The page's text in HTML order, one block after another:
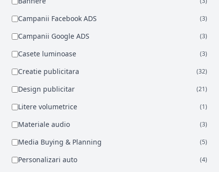
Campanii Facebook ADS (3)
Campanii Google ADS (3)
Casete luminoase (3)
Creatie publicitara (32)
Design publicitar (21)
Litere volumetrice (1)
Materiale audio (3)
Media Buying & Planning (5)
Personalizari auto (4)